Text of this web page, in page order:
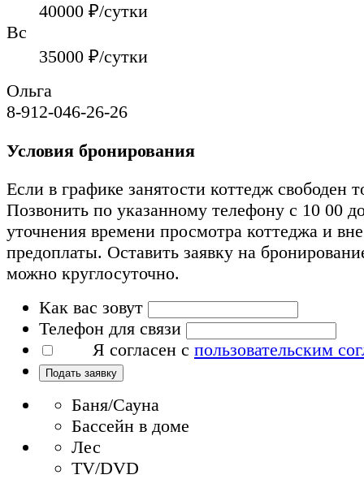
40000 ₽/сутки
Вс
35000 ₽/сутки
Ольга
8-912-046-26-26
Условия бронирования
Если в графике занятости коттедж свободен
Позвонить по указанному телефону с 10 00
уточнения времени просмотра коттеджа и
предоплаты. Оставить заявку на
можно круглосуточно.
Как вас зовут
Телефон для связи
Я согласен с пользовательским
Подать заявку
Баня/Сауна
Бассейн в доме
Лес
TV/DVD